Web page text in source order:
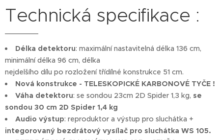
Technická specifikace :
Délka detektoru: maximální nastavitelná délka 136 cm,
minimální délka 96 cm, délka
nejdelšího dílu po rozložení třídílné konstrukce 51 cm.
Nová konstrukce - TELESKOPICKÉ KARBONOVÉ TYČE !
Váha detektoru: se sondou 23cm 2D Spider 1,3 kg, se
sondou 30 cm 2D Spider 1,4 kg
Audio výstup: reproduktor a výstup pro sluchátka +
integorovaný bezdrátový vysílač pro sluchátka WS 105.